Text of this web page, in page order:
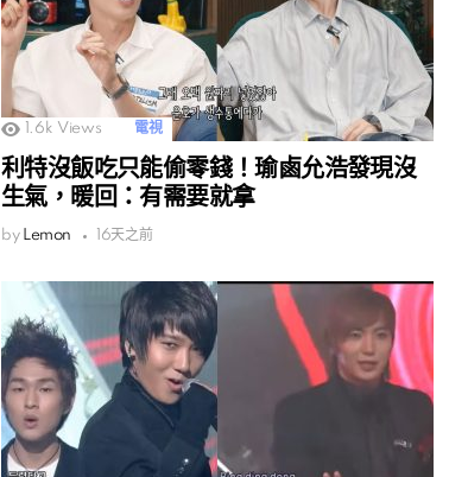
1.6k Views 電視
利特沒飯吃只能偷零錢！瑜鹵允浩發現沒
生氣，暖回：有需要就拿
by Lemon 16天之前